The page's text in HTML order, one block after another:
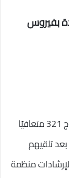
جديدة بفيروس
أعلنت وزارة الصحة والسكان، الأحد، عن خروج 321 متعافيًا
تلقيهم
لإرشادات منظمة